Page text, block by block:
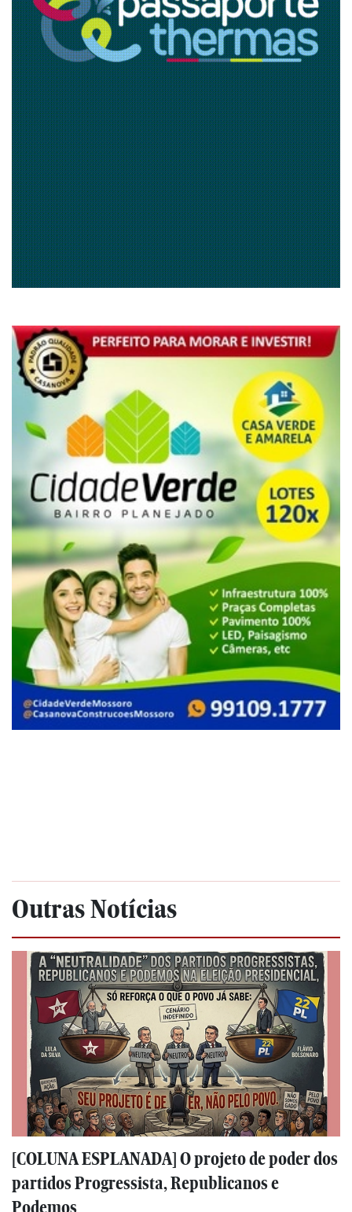
Outras Notícias
[COLUNA ESPLANADA] O projeto de poder dos
partidos Progressista, Republicanos e
Podemos